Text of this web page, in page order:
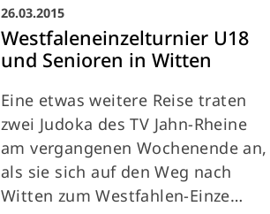
26.03.2015
Westfaleneinzelturnier U18
und Senioren in Witten
Eine etwas weitere Reise traten
zwei Judoka des TV Jahn-Rheine
am vergangenen Wochenende an,
als sie sich auf den Weg nach
Witten zum Westfahlen-Einze…